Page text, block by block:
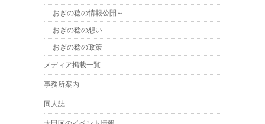
おぎの稔の情報公開～
おぎの稔の想い
おぎの稔の政策
メディア掲載一覧
事務所案内
同人誌